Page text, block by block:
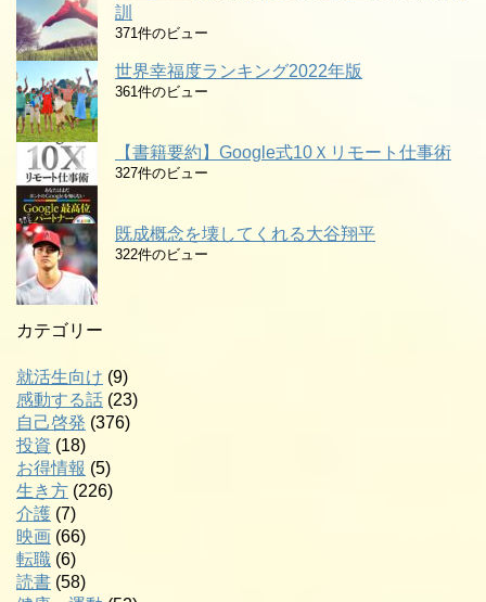
訓
371件のビュー
世界幸福度ランキング2022年版
361件のビュー
【書籍要約】Google式10Ｘリモート仕事術
327件のビュー
既成概念を壊してくれる大谷翔平
322件のビュー
カテゴリー
就活生向け (9)
感動する話 (23)
自己啓発 (376)
投資 (18)
お得情報 (5)
生き方 (226)
介護 (7)
映画 (66)
転職 (6)
読書 (58)